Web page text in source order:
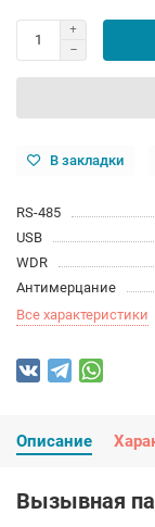
В закладки
RS-485
USB
WDR
Антимерцание
Все характеристики
Описание
Вызывная